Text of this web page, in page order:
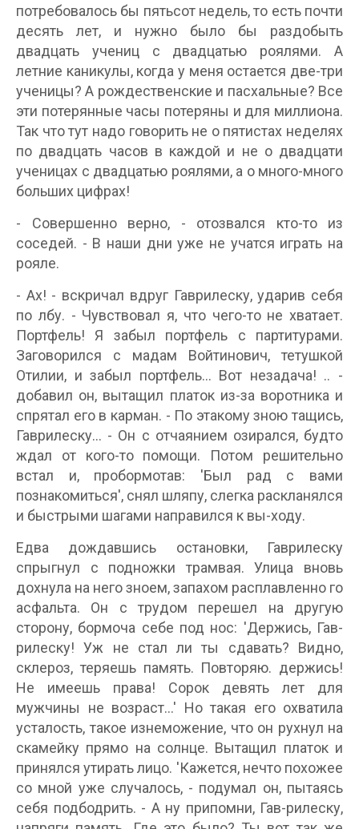
потребовалось бы пятьсот недель, то есть почти
десять лет, и нужно было бы раздобыть
двадцать учениц с двадцатью роялями. А
летние каникулы, когда у меня остается две-три
ученицы? А рождественские и пасхальные? Все
эти потерянные часы потеряны и для миллиона.
Так что тут надо говорить не о пятистах неделях
по двадцать часов в каждой и не о двадцати
ученицах с двадцатью роялями, а о много-много
больших цифрах!
- Совершенно верно, - отозвался кто-то из
соседей. - В наши дни уже не учатся играть на
рояле.
- Ах! - вскричал вдруг Гаврилеску, ударив себя
по лбу. - Чувствовал я, что чего-то не хватает.
Портфель! Я забыл портфель с партитурами.
Заговорился с мадам Войтинович, тетушкой
Отилии, и забыл портфель... Вот незадача! .. -
добавил он, вытащил платок из-за воротника и
спрятал его в карман. - По этакому зною тащись,
Гаврилеску... - Он с отчаянием озирался, будто
ждал от кого-то помощи. Потом решительно
встал и, пробормотав: 'Был рад с вами
познакомиться', снял шляпу, слегка раскланялся
и быстрыми шагами направился к вы-ходу.
Едва дождавшись остановки, Гаврилеску
спрыгнул с подножки трамвая. Улица вновь
дохнула на него зноем, запахом расплавленно го
асфальта. Он с трудом перешел на другую
сторону, бормоча себе под нос: 'Держись, Гав-
рилеску! Уж не стал ли ты сдавать? Видно,
склероз, теряешь память. Повторяю. держись!
Не имеешь права! Сорок девять лет для
мужчины не возраст...' Но такая его охватила
усталость, такое изнеможение, что он рухнул на
скамейку прямо на солнце. Вытащил платок и
принялся утирать лицо. 'Кажется, нечто похожее
со мной уже случалось, - подумал он, пытаясь
себя подбодрить. - А ну припомни, Гав-рилеску,